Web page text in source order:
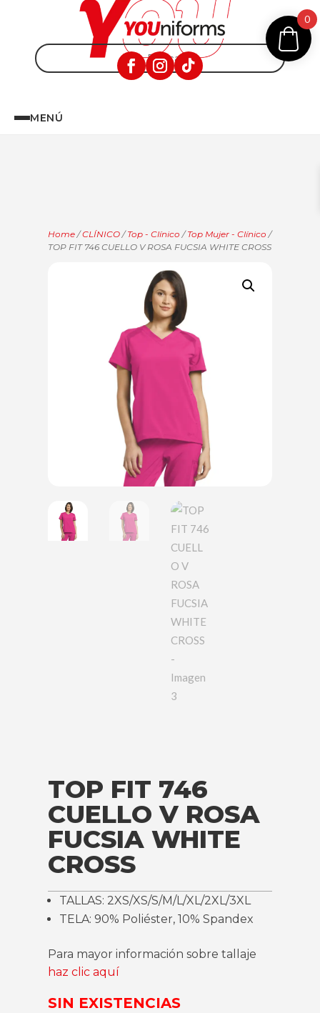
MENÚ
Home /CLÍNICO /Top - Clínico /Top Mujer - Clínico /
TOP FIT 746 CUELLO V ROSA FUCSIA WHITE CROSS
TOP FIT 746
CUELLO V ROSA
FUCSIA WHITE
CROSS
TALLAS: 2XS/XS/S/M/L/XL/2XL/3XL
TELA: 90% Poliéster, 10% Spandex
Para mayor información sobre tallaje
haz clic aquí
SIN EXISTENCIAS
0